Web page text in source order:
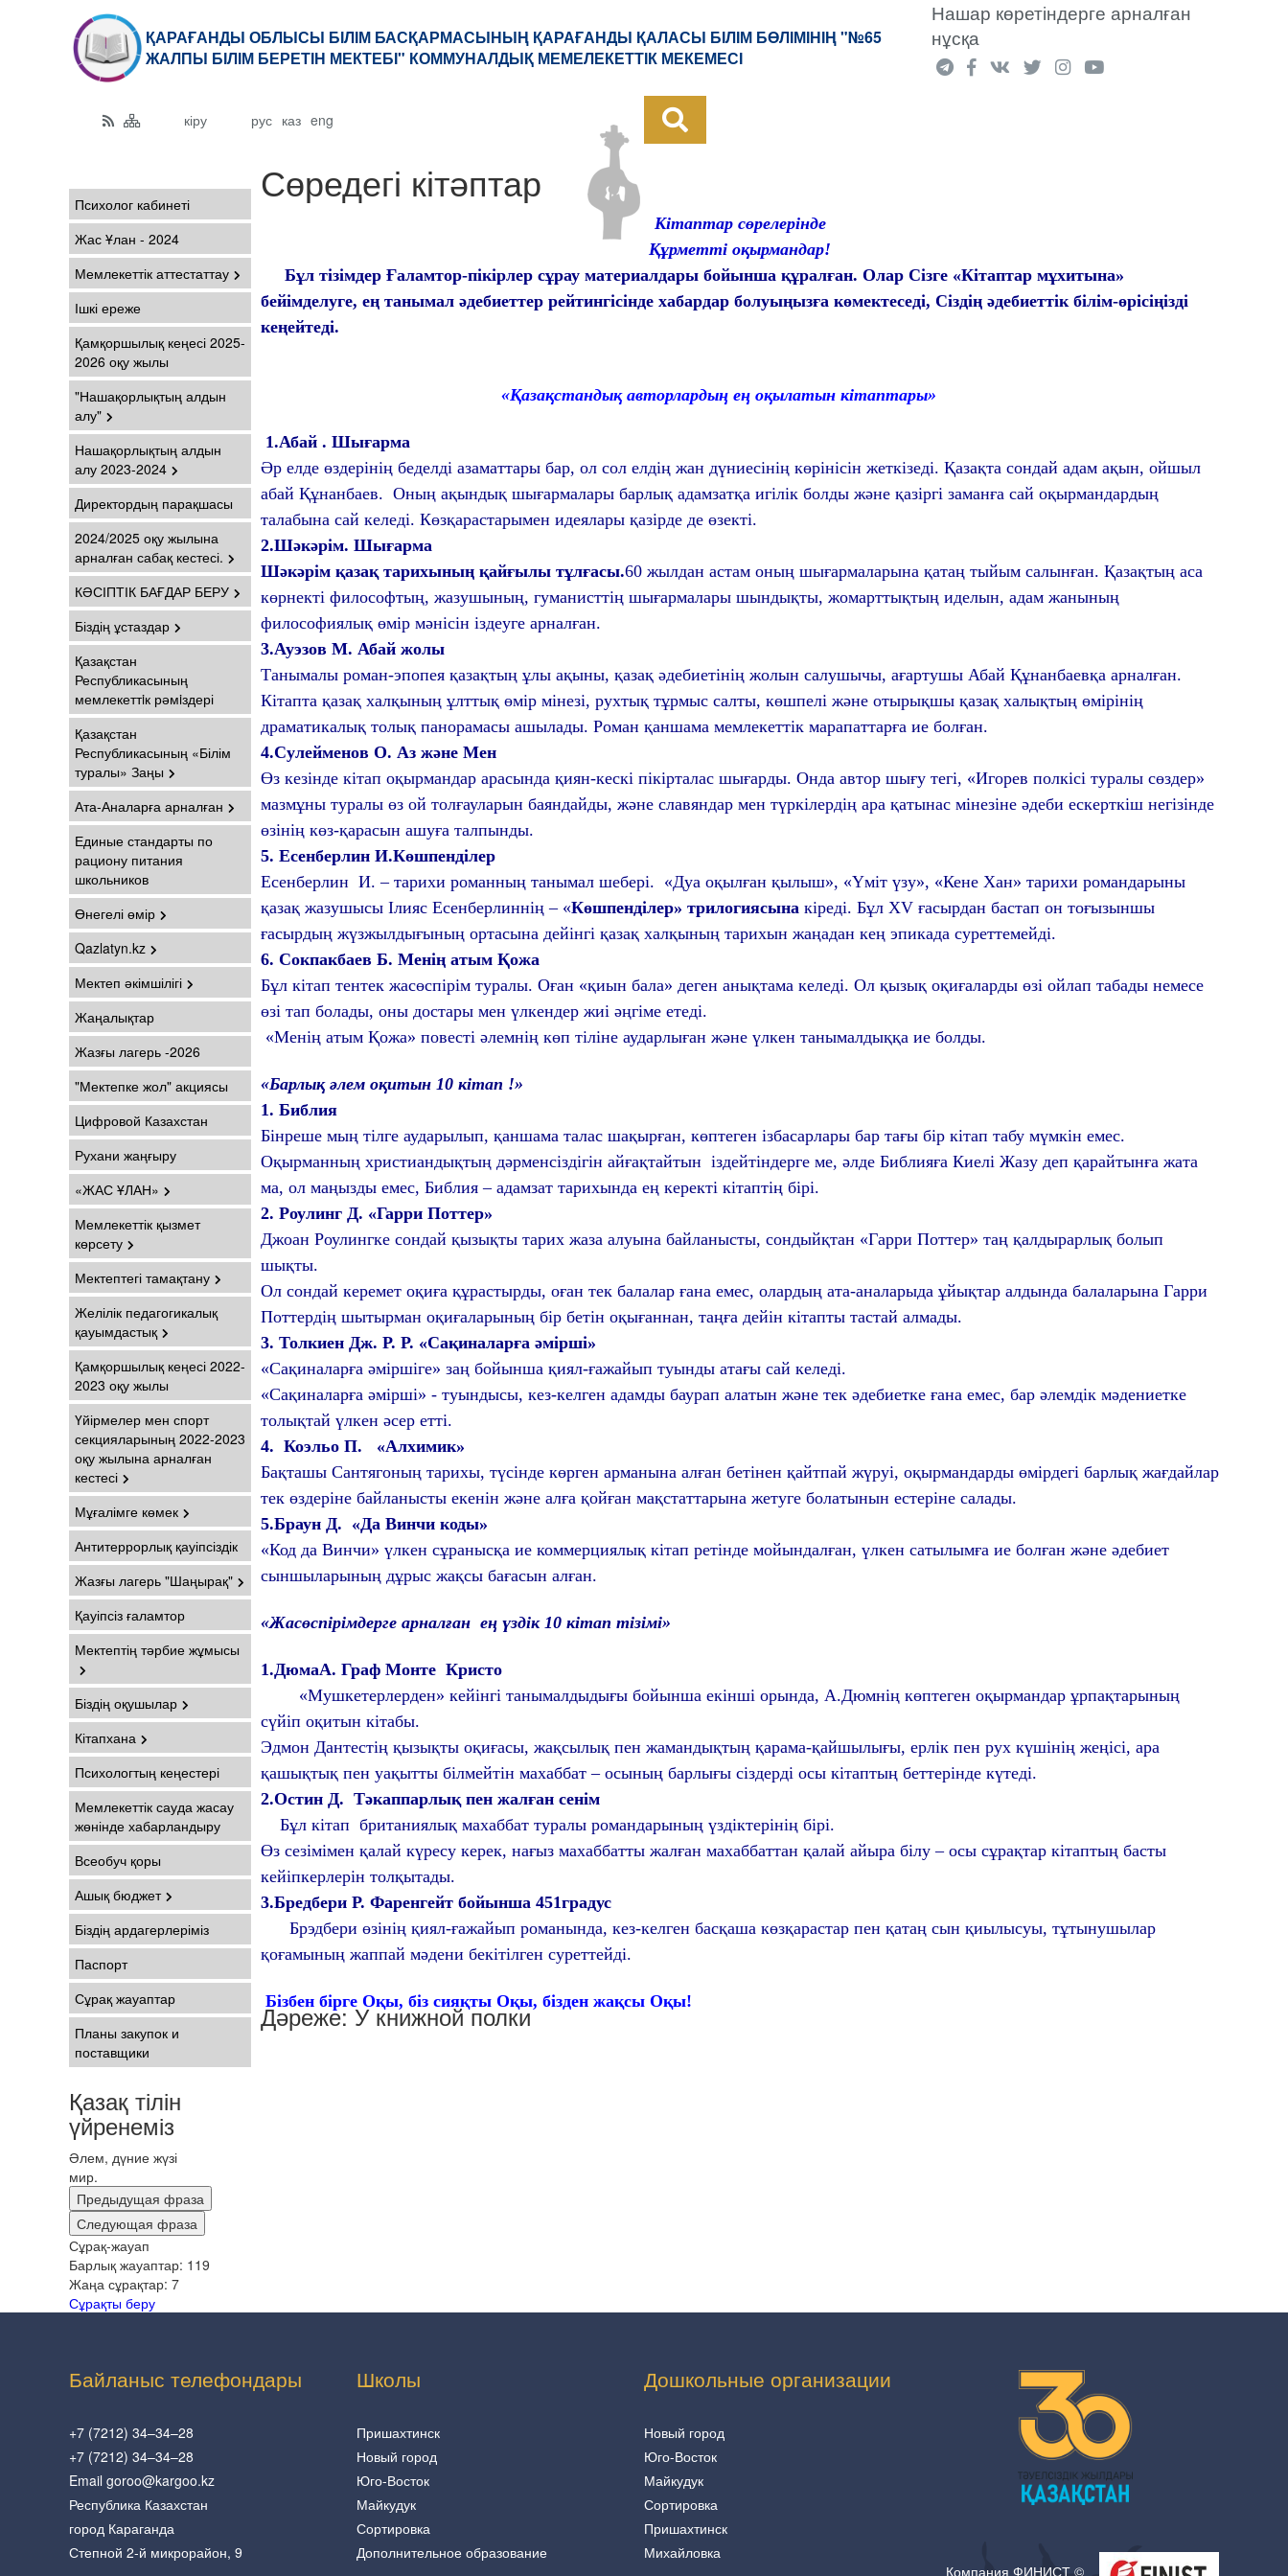
ҚАРАҒАНДЫ ОБЛЫСЫ БІЛІМ БАСҚАРМАСЫНЫҢ ҚАРАҒАНДЫ ҚАЛАСЫ БІЛІМ БӨЛІМІНІҢ "№65
ЖАЛПЫ БІЛІМ БЕРЕТІН МЕКТЕБІ" КОММУНАЛДЫҚ МЕМЕЛЕКЕТТІК МЕКЕМЕСІ
Нашар көретіндерге арналған
нұсқа
кіру рус каз eng
Психолог кабинеті
Жас Ұлан - 2024
Мемлекеттік аттестаттау
Ішкі ереже
Қамқоршылық кеңесі 2025-
2026 оқу жылы
"Нашақорлықтың алдын
алу"
Нашақорлықтың алдын
алу 2023-2024
Директордың парақшасы
2024/2025 оқу жылына
арналған сабақ кестесі.
КӘСІПТІК БАҒДАР БЕРУ
Біздің ұстаздар
Қазақстан
Республикасының
мемлекеттiк рәмiздері
Қазақстан
Республикасының «Білім
туралы» Заңы
Ата-Аналарға арналған
Единые стандарты по
рациону питания
школьников
Өнегелі өмір
Qazlatyn.kz
Мектеп әкімшілігі
Жаңалықтар
Жазғы лагерь -2026
"Мектепке жол" акциясы
Цифровой Казахстан
Рухани жаңғыру
«ЖАС ҰЛАН»
Мемлекеттік қызмет
көрсету
Мектептегі тамақтану
Желілік педагогикалық
қауымдастық
Қамқоршылық кеңесі 2022-
2023 оқу жылы
Үйірмелер мен спорт
секцияларының 2022-2023
оқу жылына арналған
кестесі
Мұғалімге көмек
Антитеррорлық қауіпсіздік
Жазғы лагерь "Шаңырақ"
Қауіпсіз ғаламтор
Мектептің тәрбие жұмысы
Біздің оқушылар
Кітапхана
Психологтың кеңестері
Мемлекеттік сауда жасау
жөнінде хабарландыру
Всеобуч қоры
Ашық бюджет
Біздің ардагерлеріміз
Паспорт
Сұрақ жауаптар
Планы закупок и
поставщики
Қазақ тілін
үйренеміз
Әлем, дүние жүзі
мир.
Предыдущая фраза
Следующая фраза
Сұрақ-жауап
Барлық жауаптар: 119
Жаңа сұрақтар: 7
Сұрақты беру
Сөредегі кітәптар
Кітаптар сөрелерінде
Құрметті оқырмандар!
Бұл тізімдер Ғаламтор-пікірлер сұрау материалдары бойынша құралған. Олар Сізге «Кітаптар мұхитына»
бейімделуге, ең танымал әдебиеттер рейтингісінде хабардар болуыңызға көмектеседі, Сіздің әдебиеттік білім-өрісіңізді
кеңейтеді.
«Қазақстандық авторлардың ең оқылатын кітаптары»
1.Абай . Шығарма
Әр елде өздерінің беделді азаматтары бар, ол сол елдің жан дүниесінің көрінісін жеткізеді. Қазақта сондай адам ақын, ойшыл
абай Құнанбаев. Оның ақындық шығармалары барлық адамзатқа игілік болды және қазіргі заманға сай оқырмандардың
талабына сай келеді. Көзқарастарымен идеялары қазірде де өзекті.
2.Шәкәрім. Шығарма
Шәкәрім қазақ тарихының қайғылы тұлғасы.60 жылдан астам оның шығармаларына қатаң тыйым салынған. Қазақтың аса
көрнекті философтың, жазушының, гуманисттің шығармалары шындықты, жомарттықтың иделын, адам жанының
философиялық өмір мәнісін іздеуге арналған.
3.Ауэзов М. Абай жолы
Танымалы роман-эпопея қазақтың ұлы ақыны, қазақ әдебиетінің жолын салушычы, ағартушы Абай Құнанбаевқа арналған.
Кітапта қазақ халқының ұлттық өмір мінезі, рухтық тұрмыс салты, көшпелі және отырықшы қазақ халықтың өмірінің
драматикалық толық панорамасы ашылады. Роман қаншама мемлекеттік марапаттарға ие болған.
4.Сулейменов О. Аз және Мен
Өз кезінде кітап оқырмандар арасында қиян-кескі пікірталас шығарды. Онда автор шығу тегі, «Игорев полкісі туралы сөздер»
мазмұны туралы өз ой толғауларын баяндайды, және славяндар мен түркілердің ара қатынас мінезіне әдеби ескерткіш негізінде
өзінің көз-қарасын ашуға талпынды.
5. Есенберлин И.Көшпенділер
Есенберлин И. – тарихи романның танымал шебері. «Дуа оқылған қылыш», «Үміт үзу», «Кене Хан» тарихи романдарыны
қазақ жазушысы Ілияс Есенберлиннің – «Көшпенділер» трилогиясына кіреді. Бұл XV ғасырдан бастап он тоғызыншы
ғасырдың жүзжылдығының ортасына дейінгі қазақ халқының тарихын жаңадан кең эпикада суреттемейді.
6. Сокпакбаев Б. Менің атым Қожа
Бұл кітап тентек жасөспірім туралы. Оған «қиын бала» деген анықтама келеді. Ол қызық оқиғаларды өзі ойлап табады немесе
өзі тап болады, оны достары мен үлкендер жиі әңгіме етеді.
«Менің атым Қожа» повесті әлемнің көп тіліне аударлыған және үлкен танымалдыққа ие болды.
«Барлық әлем оқитын 10 кітап !»
1. Библия
Бінреше мың тілге аударылып, қаншама талас шақырған, көптеген ізбасарлары бар тағы бір кітап табу мүмкін емес.
Оқырманның христиандықтың дәрменсіздігін айғақтайтын іздейтіндерге ме, әлде Библияға Киелі Жазу деп қарайтынға жата
ма, ол маңызды емес, Библия – адамзат тарихында ең керекті кітаптің бірі.
2. Роулинг Д. «Гарри Поттер»
Джоан Роулингке сондай қызықты тарих жаза алуына байланысты, сондыйқтан «Гарри Поттер» таң қалдырарлық болып
шықты.
Ол сондай керемет оқиға құрастырды, оған тек балалар ғана емес, олардың ата-аналарыда ұйықтар алдында балаларына Гарри
Поттердің шытырман оқиғаларының бір бетін оқығаннан, таңға дейін кітапты тастай алмады.
3. Толкиен Дж. Р. Р. «Сақиналарға әмірші»
«Сақиналарға әміршіге» заң бойынша қиял-ғажайып туынды атағы сай келеді.
«Сақиналарға әмірші» - туындысы, кез-келген адамды баурап алатын және тек әдебиетке ғана емес, бар әлемдік мәдениетке
толықтай үлкен әсер етті.
4. Коэльо П. «Алхимик»
Бақташы Сантягоның тарихы, түсінде көрген арманына алған бетінен қайтпай жүруі, оқырмандарды өмірдегі барлық жағдайлар
тек өздеріне байланысты екенін және алға қойған мақстаттарына жетуге болатынын естеріне салады.
5.Браун Д. «Да Винчи коды»
«Код да Винчи» үлкен сұранысқа ие коммерциялық кітап ретінде мойындалған, үлкен сатылымға ие болған және әдебиет
сыншыларының дұрыс жақсы бағасын алған.
«Жасөспірімдерге арналған ең үздік 10 кітап тізімі»
1.ДюмаА. Граф Монте Кристо
«Мушкетерлерден» кейінгі танымалдыдығы бойынша екінші орында, А.Дюмнің көптеген оқырмандар ұрпақтарының
сүйіп оқитын кітабы.
Эдмон Дантестің қызықты оқиғасы, жақсылық пен жамандықтың қарама-қайшылығы, ерлік пен рух күшінің жеңісі, ара
қашықтық пен уақытты білмейтін махаббат – осының барлығы сіздерді осы кітаптың беттерінде күтеді.
2.Остин Д. Тәкаппарлық пен жалған сенім
Бұл кітап британиялық махаббат туралы романдарының үздіктерінің бірі.
Өз сезімімен қалай күресу керек, нағыз махаббатты жалған махаббаттан қалай айыра білу – осы сұрақтар кітаптың басты
кейіпкерлерін толқытады.
3.Бредбери Р. Фаренгейт бойынша 451градус
Брэдбери өзінің қиял-ғажайып романында, кез-келген басқаша көзқарастар пен қатаң сын қиылысуы, тұтынушылар
қоғамының жаппай мәдени бекітілген суреттейді.
Бізбен бірге Оқы, біз сияқты Оқы, бізден жақсы Оқы!
Дәреже:У книжной полки
Байланыс телефондары
+7 (7212) 34–34–28
+7 (7212) 34–34–28
Email goroo@kargoo.kz
Республика Казахстан
город Караганда
Степной 2-й микрорайон, 9
Школы
Пришахтинск
Новый город
Юго-Восток
Майкудук
Сортировка
Дополнительное образование
Дошкольные организации
Новый город
Юго-Восток
Майкудук
Сортировка
Пришахтинск
Михайловка
Компания ФИНИСТ ©